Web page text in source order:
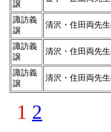
譲
諏訪義
譲
清沢・住田両先
諏訪義
譲
清沢・住田両先
諏訪義
譲
清沢・住田両先
1 2